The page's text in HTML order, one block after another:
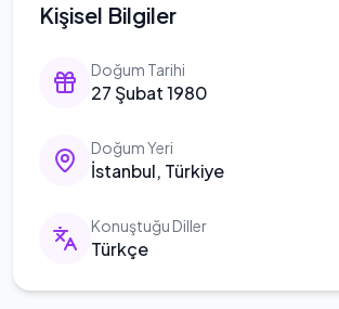
Kişisel Bilgiler
Doğum Tarihi
27 Şubat 1980
Doğum Yeri
İstanbul, Türkiye
Konuştuğu Diller
Türkçe